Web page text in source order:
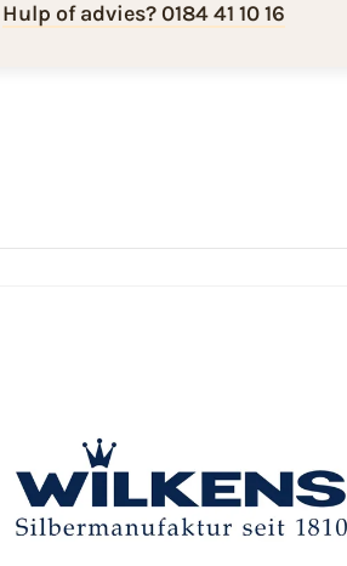
Hulp of advies? 0184 41 10 16